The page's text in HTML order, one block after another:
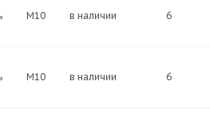
М10 в наличии 6
М10 в наличии 6